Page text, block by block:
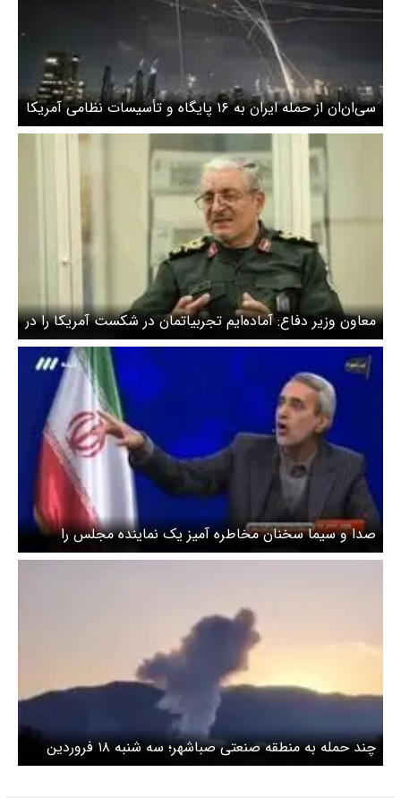
سی‌ان‌ان از حمله ایران به ۱۶ پایگاه و تأسیسات نظامی آمریکا
گزارش داد / خسارت واقعی چقدر است؟
معاون وزیر دفاع: آماده‌ایم تجربیاتمان در شکست آمریکا را در
اختیار اعضای شانگهای قرار دهیم
صدا و سیما سخنان مخاطره آمیز یک نماینده مجلس را
پخش کرد / پاسخ حمله را در خیابان‌های ایالت متحده آمریکا
چند حمله به منطقه صنعتی صباشهر؛ سه شنبه ۱۸ فروردین
۱۴۰۵